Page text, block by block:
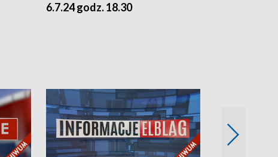
6.7.24 godz. 18.30